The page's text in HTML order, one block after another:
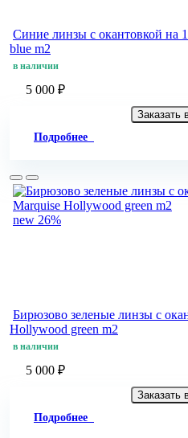
Синие линзы c окантовкой на
blue m2
в наличии
5 000 ₽
Заказать
Подробнее
new 26%
Бирюзово зеленые линзы c
Hollywood green m2
в наличии
5 000 ₽
Заказать
Подробнее